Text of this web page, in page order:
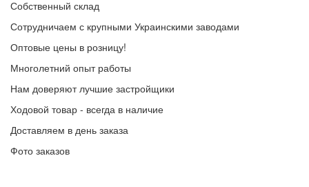
Собственный склад
Сотрудничаем с крупными Украинскими заводами
Оптовые цены в розницу!
Многолетний опыт работы
Нам доверяют лучшие застройщики
Ходовой товар - всегда в наличие
Доставляем в день заказа
Фото заказов